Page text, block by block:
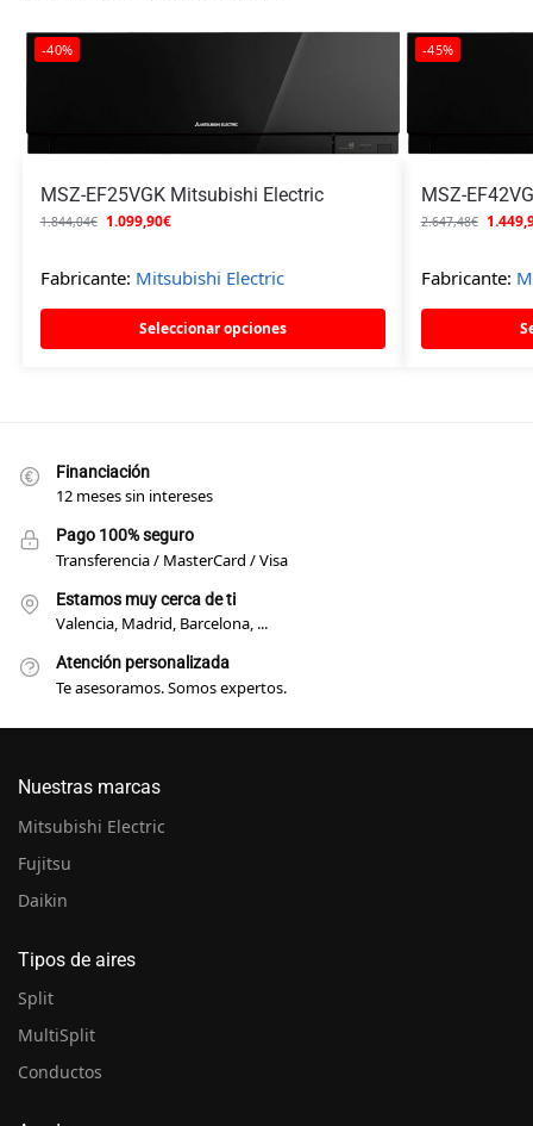
-40%
MSZ-EF25VGK Mitsubishi Electric
1.844,04€ 1.099,90€
Fabricante: Mitsubishi Electric
Seleccionar opciones
-45%
MSZ-
2.647,48€
Fabricante:
Financiación
12 meses sin intereses
Pago 100% seguro
Transferencia / MasterCard / Visa
Estamos muy cerca de ti
Valencia, Madrid, Barcelona, ...
Atención personalizada
Te asesoramos. Somos expertos.
Nuestras marcas
Mitsubishi Electric
Fujitsu
Daikin
Tipos de aires
Split
MultiSplit
Conductos